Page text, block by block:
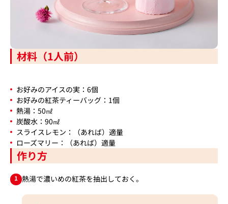
材料（1人前）
お好みのアイスの実：6個
お好みの紅茶ティーバッグ：1個
熱湯：50㎖
炭酸水：90㎖
スライスレモン：（あれば）適量
ローズマリー：（あれば）適量
作り方
1 熱湯で濃いめの紅茶を抽出しておく。